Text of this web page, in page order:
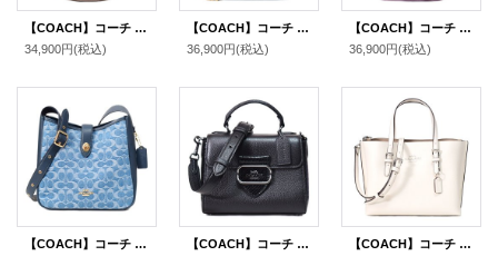
【COACH】コーチ バッグ レザー フラップ カーフ アンドレア ロゴ 3WAY クラッチ ショルダー ハンドバッグ ダークストーン（日本未発売）
34,900円(税込)
【COACH】コーチ バッグ レザー キルティング アヴァ ロゴ スクエア ボックス チェーン クロスボディ 2WAY 斜め掛け ショルダー ハンドバッグ ブラック（日本未発売）
36,900円(税込)
【COACH】コーチ バッグ スエード レザー ミニ アシュトン 2way クロスボディ 斜め掛け ショルダー ハンドバッグ ライトバイオレット（日本未発売）
36,900円(税込)
【COACH】コーチ バッグ デニム レザー シグネチャー ハドリー コンバーチブル ターンロック 2WAY 斜めがけ クロスボディー ショルダー ハンドバッグ インディゴ（日本未発売）
【COACH】コーチ バッグ パイソン レザー スネーク エンボスド モーガン トップ ハンドル サッチェル クロスボディ 2WAY ショルダー ハンドバッグ ブラックマルチ（日本未発売）
【COACH】コーチ バッグ トート レザー モリー 25 ロゴ 2WAY クロスボディ 斜め掛け ショルダー ハンドバッグ チャーク（日本未発売）